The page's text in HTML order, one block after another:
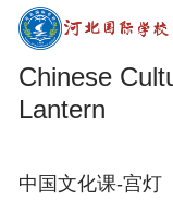
Chinese
Lantern
中国文化课-宫灯